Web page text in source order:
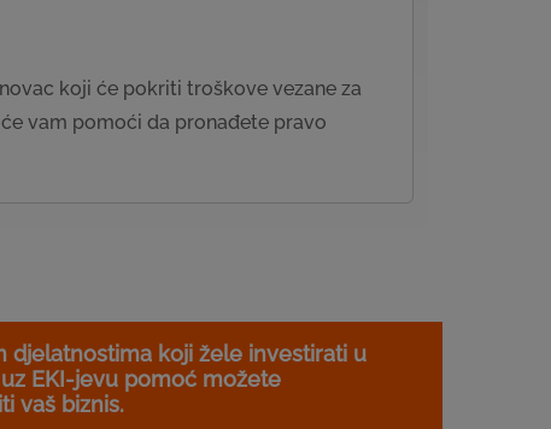
koji će pokriti troškove vezane za
vam pomoći da pronađete pravo
djelatnostima koji žele investirati u
EKI-jevu pomoć možete
vaš biznis.